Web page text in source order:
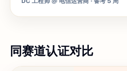
同赛道认证对比